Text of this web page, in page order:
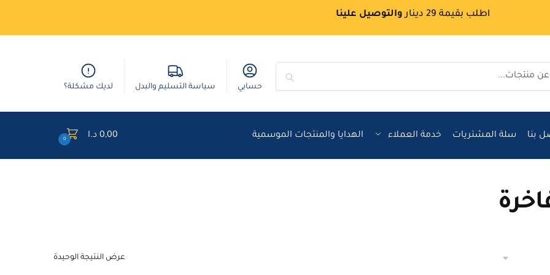
اطلب بقيمة 29 دينار والتوصيل علينا
حسابي سياسة التسليم والبدل لديك مشكلة؟
بنا سلة المشتريات خدمة العملاء الهدايا والمنتجات الموسمية 0,00 د.ا 0
عرض النتيجة الوحيدة